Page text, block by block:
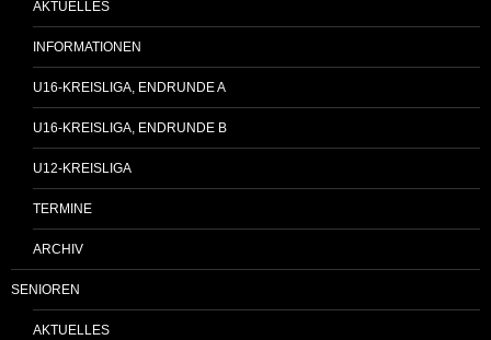
AKTUELLES
INFORMATIONEN
U16-KREISLIGA, ENDRUNDE A
U16-KREISLIGA, ENDRUNDE B
U12-KREISLIGA
TERMINE
ARCHIV
SENIOREN
AKTUELLES